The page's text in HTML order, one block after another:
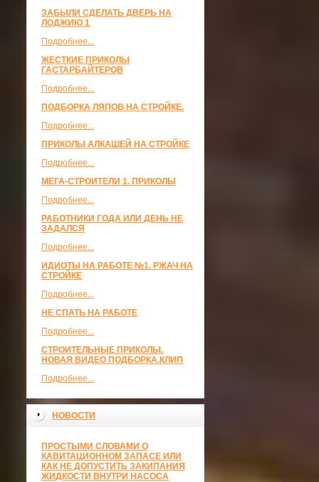
ЗАБЫЛИ СДЕЛАТЬ ДВЕРЬ НА
ЛОДЖИЮ 1
Подробнее...
ЖЕСТКИЕ ПРИКОЛЫ
ГАСТАРБАЙТЕРОВ
Подробнее...
ПОДБОРКА ЛЯПОВ НА СТРОЙКЕ.
Подробнее...
ПРИКОЛЫ АЛКАШЕЙ НА СТРОЙКЕ
Подробнее...
МЕГА-СТРОИТЕЛИ 1. ПРИКОЛЫ
Подробнее...
РАБОТНИКИ ГОДА ИЛИ ДЕНЬ НЕ
ЗАДАЛСЯ
Подробнее...
ИДИОТЫ НА РАБОТЕ №1. РЖАЧ НА
СТРОЙКЕ
Подробнее...
НЕ СПАТЬ НА РАБОТЕ
Подробнее...
СТРОИТЕЛЬНЫЕ ПРИКОЛЫ.
НОВАЯ ВИДЕО ПОДБОРКА.КЛИП
Подробнее...
НОВОСТИ
ПРОСТЫМИ СЛОВАМИ О
КАВИТАЦИОННОМ ЗАПАСЕ ИЛИ
КАК НЕ ДОПУСТИТЬ ЗАКИПАНИЯ
ЖИДКОСТИ ВНУТРИ НАСОСА